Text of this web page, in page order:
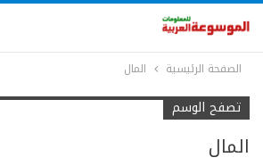
الصفحة الرئيسية المال
تصفح الوسم
المال